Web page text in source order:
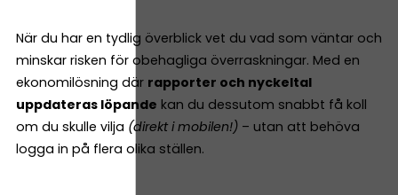
När du har en tydlig överblick vet du vad som väntar och
minskar risken för obehagliga överraskningar. Med en
ekonomilösning där rapporter och nyckeltal
uppdateras löpande kan du dessutom snabbt få koll
om du skulle vilja (direkt i mobilen!) – utan att behöva
logga in på flera olika ställen.